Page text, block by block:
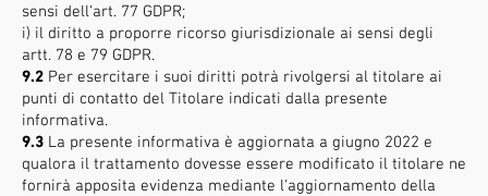
sensi dell’art. 77 GDPR;
i) il diritto a proporre ricorso giurisdizionale ai sensi degli
artt. 78 e 79 GDPR.
9.2 Per esercitare i suoi diritti potrà rivolgersi al titolare ai
punti di contatto del Titolare indicati dalla presente
informativa.
9.3 La presente informativa è aggiornata a giugno 2022 e
qualora il trattamento dovesse essere modificato il titolare ne
fornirà apposita evidenza mediante l’aggiornamento della